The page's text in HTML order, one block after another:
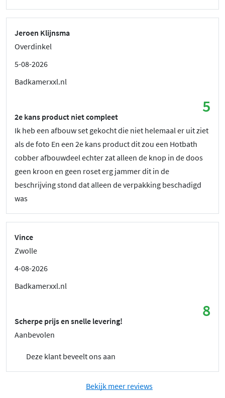
Jeroen Klijnsma
Overdinkel
5-08-2026
Badkamerxxl.nl
5
2e kans product niet compleet
Ik heb een afbouw set gekocht die niet helemaal er uit ziet
als de foto En een 2e kans product dit zou een Hotbath
cobber afbouwdeel echter zat alleen de knop in de doos
geen kroon en geen roset erg jammer dit in de
beschrijving stond dat alleen de verpakking beschadigd
was
Vince
Zwolle
4-08-2026
Badkamerxxl.nl
8
Scherpe prijs en snelle levering!
Aanbevolen
Deze klant beveelt ons aan
Bekijk meer reviews